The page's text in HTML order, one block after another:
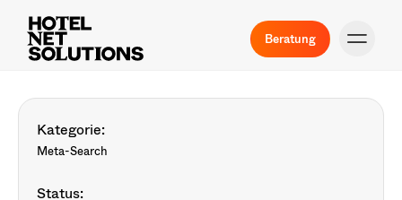
Beratung
Kategorie:
Meta-Search
Status: